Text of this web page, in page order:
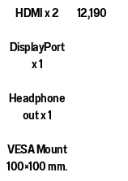
HDMI x 2
DisplayPort
x 1
Headphone
out x 1
VESA Mount
100×100 mm.
12,190